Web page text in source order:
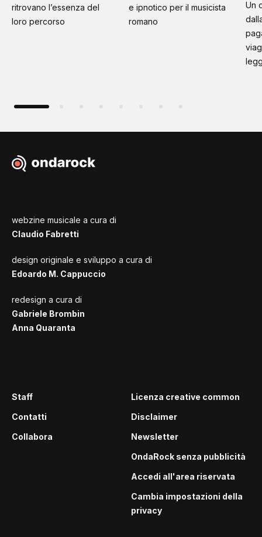
ritrovano l’essenza del
loro percorso
e ipnotico per il musicista
romano
Un
webzine musicale a cura di
Claudio Fabretti
design originale e sviluppo a cura di
Edoardo M. Cappuccio
redesign a cura di
Gabriele Brombin
Anna Quaranta
Staff
Contatti
Collabora
Licenza creative common
Disclaimer
Newsletter
OndaRock senza pubblicità
Accedi all'area riservata
Cambia impostazioni della
privacy